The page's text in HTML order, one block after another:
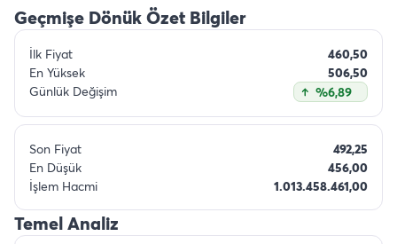
Geçmişe Dönük Özet Bilgiler
İlk Fiyat
460,50
En Yüksek
506,50
Günlük Değişim
%6,89
Son Fiyat
492,25
En Düşük
456,00
İşlem Hacmi
1.013.458.461,00
Temel Analiz